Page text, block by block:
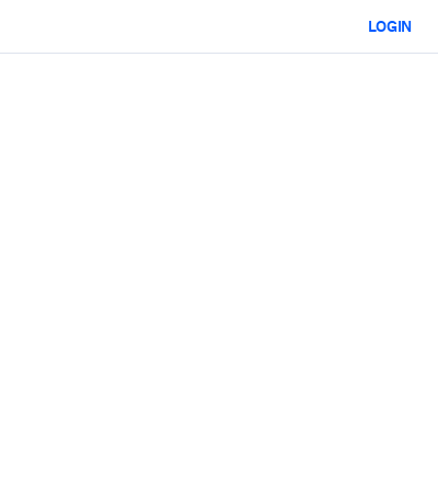
LOGIN